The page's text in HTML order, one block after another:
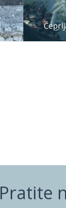
Pratite